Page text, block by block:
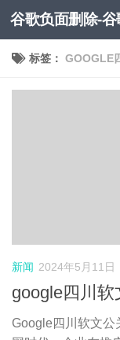
跳至内容
标签： GOOGLE
新闻 2024年5月11日
google四川
Google四川软文公